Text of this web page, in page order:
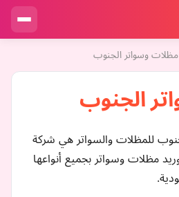
مظلات وسواتر الجنوب
الجنوب
للمظلات والسواتر هي شركة
مظلات وسواتر بجميع أنواعها